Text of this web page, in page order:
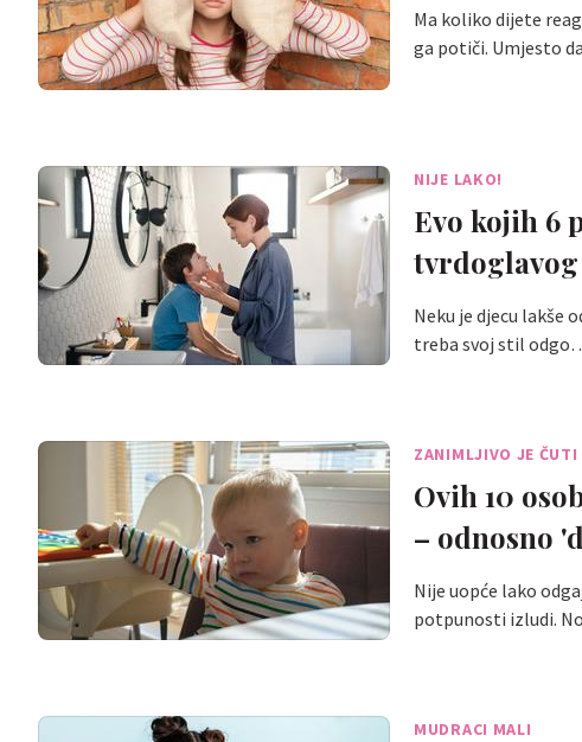
Ma koliko dijete
ga potiči. Umjesto
NIJE LAKO!
Evo kojih 6
Neku je djecu lakše
treba svoj stil
ZANIMLJIVO JE ČUTI
Ovih 10
– odnosno
Nije uopće lako
potpunosti izludi.
MUDRACI MALI